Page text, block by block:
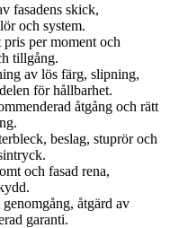
fasadens skick,
och system.
per moment och
tillgång.
av lös färg, slipning,
för hållbarhet.
åtgång och rätt
beslag, stuprör och
och fasad rena,
åtgärd av
garanti.